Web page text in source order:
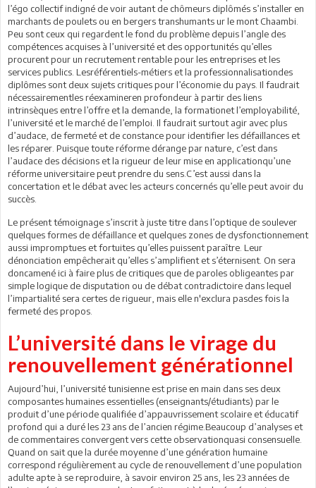
l’égo collectif indigné de voir autant de chômeurs diplômés s’installer en
marchants de poulets ou en bergers transhumants ur le mont Chaambi.
Peu sont ceux qui regardent le fond du problème depuis l’angle des
compétences acquises à l’université et des opportunités qu’elles
procurent pour un recrutement rentable pour les entreprises et les
services publics. Lesréférentiels-métiers et la professionnalisationdes
diplômes sont deux sujets critiques pour l’économie du pays. Il faudrait
nécessairementles réexamineren profondeur à partir des liens
intrinsèques entre l’offre et la demande, la formationet l’employabilité,
l’université et le marché de l’emploi. Il faudrait surtout agir avec plus
d’audace, de fermeté et de constance pour identifier les défaillances et
les réparer. Puisque toute réforme dérange par nature, c’est dans
l’audace des décisions et la rigueur de leur mise en applicationqu’une
réforme universitaire peut prendre du sens.C’est aussi dans la
concertation et le débat avec les acteurs concernés qu’elle peut avoir du
succès.
Le présent témoignage s’inscrit à juste titre dans l’optique de soulever
quelques formes de défaillance et quelques zones de dysfonctionnement
aussi impromptues et fortuites qu’elles puissent paraître. Leur
dénonciation empêcherait qu’elles s’amplifient et s’éternisent. On sera
doncamené ici à faire plus de critiques que de paroles obligeantes par
simple logique de disputation ou de débat contradictoire dans lequel
l’impartialité sera certes de rigueur, mais elle n'exclura pasdes fois la
fermeté des propos.
L’université dans le virage du
renouvellement générationnel
Aujourd’hui, l’université tunisienne est prise en main dans ses deux
composantes humaines essentielles (enseignants/étudiants) par le
produit d’une période qualifiée d’appauvrissement scolaire et éducatif
profond qui a duré les 23 ans de l’ancien régime.Beaucoup d’analyses et
de commentaires convergent vers cette observationquasi consensuelle.
Quand on sait que la durée moyenne d’une génération humaine
correspond régulièrement au cycle de renouvellement d’une population
adulte apte à se reproduire, à savoir environ 25 ans, les 23 années de